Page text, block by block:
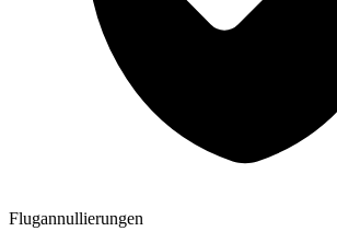
Flugannullierungen